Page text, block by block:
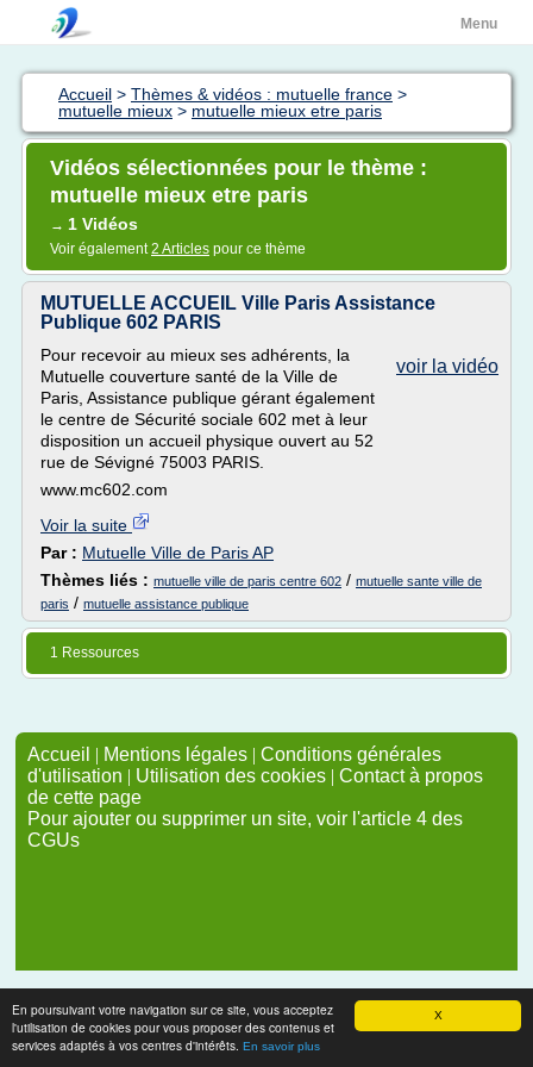
X
En poursuivant votre navigation sur ce site, vous acceptez
l'utilisation de cookies pour vous proposer des contenus et
services adaptés à vos centres d'intérêts. En savoir plus
Menu
Accueil > Thèmes & vidéos : mutuelle france >
mutuelle mieux > mutuelle mieux etre paris
Vidéos sélectionnées pour le thème :
mutuelle mieux etre paris
→ 1 Vidéos
Voir également2 Articles pour ce thème
MUTUELLE ACCUEIL Ville Paris Assistance
Publique 602 PARIS
voir la vidéo
Pour recevoir au mieux ses adhérents, la
Mutuelle couverture santé de la Ville de
Paris, Assistance publique gérant également
le centre de Sécurité sociale 602 met à leur
disposition un accueil physique ouvert au 52
rue de Sévigné 75003 PARIS.
www.mc602.com
Voir la suite
Par : Mutuelle Ville de Paris AP
Thèmes liés : mutuelle ville de paris centre 602 / mutuelle sante ville de
paris / mutuelle assistance publique
1 Ressources
Accueil | Mentions légales | Conditions générales
d'utilisation | Utilisation des cookies | Contact à propos
de cette page
Pour ajouter ou supprimer un site, voir l'article 4 des
CGUs